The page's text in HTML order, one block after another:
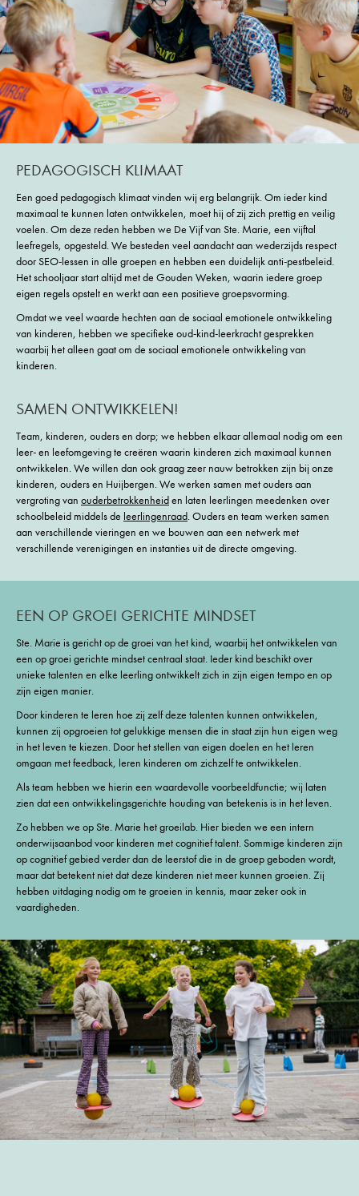
PEDAGOGISCH KLIMAAT
Een goed pedagogisch klimaat vinden wij erg belangrijk. Om ieder kind
maximaal te kunnen laten ontwikkelen, moet hij of zij zich prettig en veilig
voelen. Om deze reden hebben we De Vijf van Ste. Marie, een vijftal
leefregels, opgesteld. We besteden veel aandacht aan wederzijds respect
door SEO-lessen in alle groepen en hebben een duidelijk anti-pestbeleid.
Het schooljaar start altijd met de Gouden Weken, waarin iedere groep
eigen regels opstelt en werkt aan een positieve groepsvorming.
Omdat we veel waarde hechten aan de sociaal emotionele ontwikkeling
van kinderen, hebben we specifieke oud-kind-leerkracht gesprekken
waarbij het alleen gaat om de sociaal emotionele ontwikkeling van
kinderen.
SAMEN ONTWIKKELEN!
Team, kinderen, ouders en dorp; we hebben elkaar allemaal nodig om een
leer- en leefomgeving te creëren waarin kinderen zich maximaal kunnen
ontwikkelen. We willen dan ook graag zeer nauw betrokken zijn bij onze
kinderen, ouders en Huijbergen. We werken samen met ouders aan
vergroting van ouderbetrokkenheiden laten leerlingen meedenken over
schoolbeleid middels de leerlingenraad. Ouders en team werken samen
aan verschillende vieringen en we bouwen aan een netwerk met
verschillende verenigingen en instanties uit de directe omgeving.
EEN OP GROEI GERICHTE MINDSET
Ste. Marie is gericht op de groei van het kind, waarbij het ontwikkelen van
een op groei gerichte mindset centraal staat. Ieder kind beschikt over
unieke talenten en elke leerling ontwikkelt zich in zijn eigen tempo en op
zijn eigen manier.
Door kinderen te leren hoe zij zelf deze talenten kunnen ontwikkelen,
kunnen zij opgroeien tot gelukkige mensen die in staat zijn hun eigen weg
in het leven te kiezen. Door het stellen van eigen doelen en het leren
omgaan met feedback, leren kinderen om zichzelf te ontwikkelen.
Als team hebben we hierin een waardevolle voorbeeldfunctie; wij laten
zien dat een ontwikkelingsgerichte houding van betekenis is in het leven.
Zo hebben we op Ste. Marie het groeilab. Hier bieden we een intern
onderwijsaanbod voor kinderen met cognitief talent. Sommige kinderen zijn
op cognitief gebied verder dan de leerstof die in de groep geboden wordt,
maar dat betekent niet dat deze kinderen niet meer kunnen groeien. Zij
hebben uitdaging nodig om te groeien in kennis, maar zeker ook in
vaardigheden.